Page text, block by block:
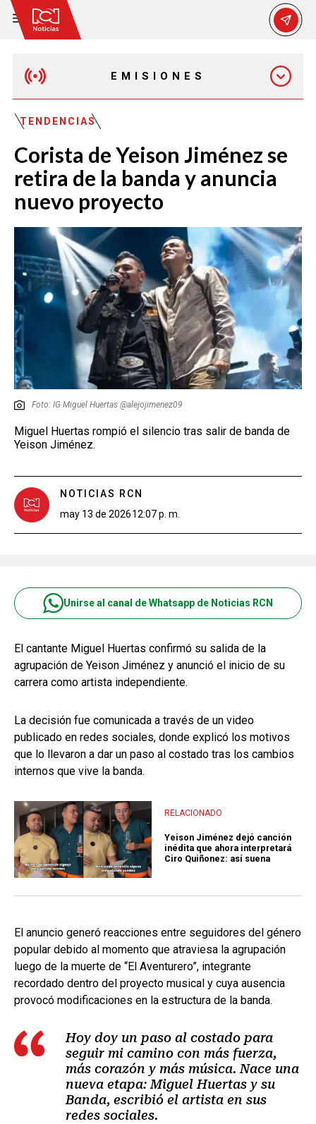
EMISIONES
EMISIÓN 7:00 PM
TENDENCIAS
Corista de Yeison Jiménez se
retira de la banda y anuncia
nuevo proyecto
Foto: IG Miguel Huertas @alejojimenez09
Miguel Huertas rompió el silencio tras salir de banda de
Yeison Jiménez.
NOTICIAS RCN
may 13 de 202612:07 p. m.
Unirse al canal de Whatsapp de Noticias RCN
El cantante Miguel Huertas confirmó su salida de la
agrupación de Yeison Jiménez y anunció el inicio de su
carrera como artista independiente.
La decisión fue comunicada a través de un video
publicado en redes sociales, donde explicó los motivos
que lo llevaron a dar un paso al costado tras los cambios
internos que vive la banda.
RELACIONADO
Yeison Jiménez dejó canción
inédita que ahora interpretará
Ciro Quiñonez: así suena
El anuncio generó reacciones entre seguidores del género
popular debido al momento que atraviesa la agrupación
luego de la muerte de “El Aventurero”, integrante
recordado dentro del proyecto musical y cuya ausencia
provocó modificaciones en la estructura de la banda.
Hoy doy un paso al costado para
seguir mi camino con más fuerza,
más corazón y más música. Nace una
nueva etapa: Miguel Huertas y su
Banda, escribió el artista en sus
redes sociales.